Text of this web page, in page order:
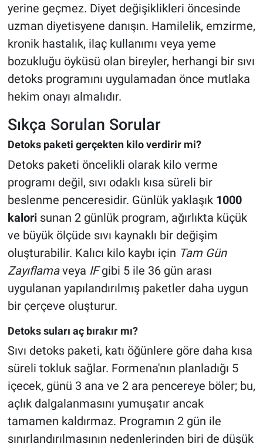
yerine geçmez. Diyet değişiklikleri öncesinde
uzman diyetisyene danışın. Hamilelik, emzirme,
kronik hastalık, ilaç kullanımı veya yeme
bozukluğu öyküsü olan bireyler, herhangi bir sıvı
detoks programını uygulamadan önce mutlaka
hekim onayı almalıdır.
Sıkça Sorulan Sorular
Detoks paketi gerçekten kilo verdirir mi?
Detoks paketi öncelikli olarak kilo verme
programı değil, sıvı odaklı kısa süreli bir
beslenme penceresidir. Günlük yaklaşık 1000
kalorisunan 2 günlük program, ağırlıkta küçük
ve büyük ölçüde sıvı kaynaklı bir değişim
oluşturabilir. Kalıcı kilo kaybı için Tam Gün
Zayıflamaveya IFgibi 5 ile 36 gün arası
uygulanan yapılandırılmış paketler daha uygun
bir çerçeve oluşturur.
Detoks suları aç bırakır mı?
Sıvı detoks paketi, katı öğünlere göre daha kısa
süreli tokluk sağlar. Formena'nın planladığı 5
içecek, günü 3 ana ve 2 ara pencereye böler; bu,
açlık dalgalanmasını yumuşatır ancak
tamamen kaldırmaz. Programın 2 gün ile
sınırlandırılmasının nedenlerinden biri de düşük